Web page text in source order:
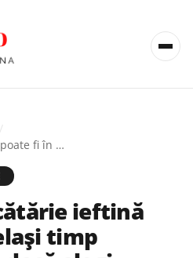
/
Mobila de bucătărie ieftină poate fi în același timp încântătoare, dacă alegi furnizorul potrivit!
ieftină
timp